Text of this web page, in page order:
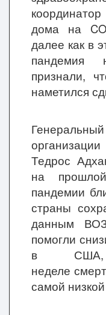
дома на
далее как в
пандемия
признали,
наметился
Тедрос
на
пандемии
страны
данным
помогли
в США,
неделе
самой